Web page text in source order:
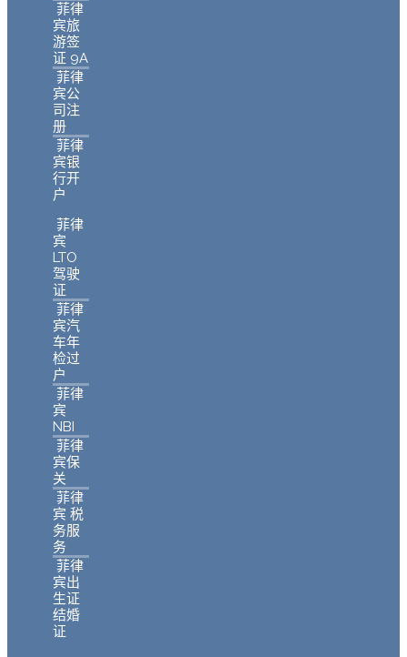
菲律
宾旅
游签
证 9A
菲律
宾公
司注
册
菲律
宾银
行开
户
菲律
宾
LTO
驾驶
证
菲律
宾汽
车年
检过
户
菲律
宾
NBI
菲律
宾保
关
菲律
宾 税
务服
务
菲律
宾出
生证
结婚
证